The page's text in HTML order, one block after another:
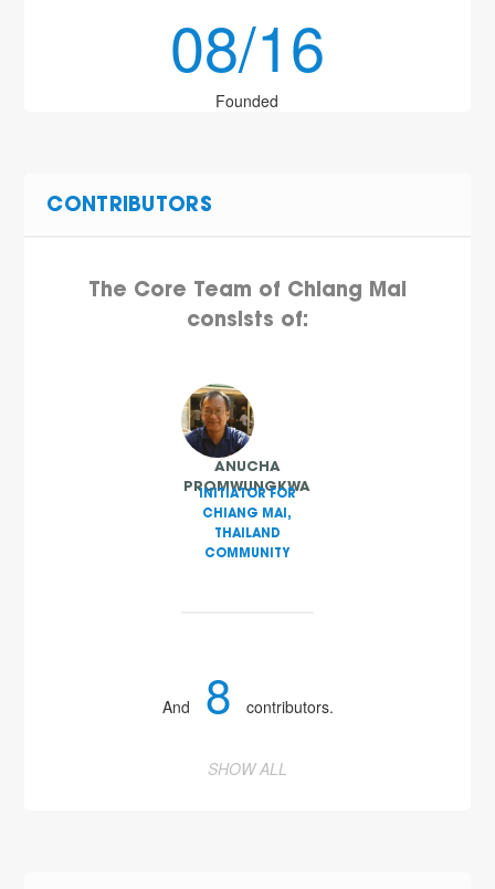
08/16
Founded
CONTRIBUTORS
The Core Team of Chiang Mai
consists of:
ANUCHA
PROMWUNGKWA
INITIATOR FOR
CHIANG MAI,
THAILAND
COMMUNITY
And 8 contributors.
SHOW ALL